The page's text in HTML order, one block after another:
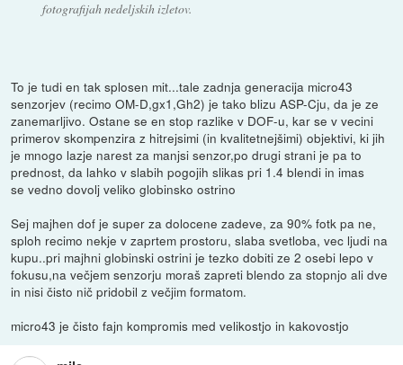
fotografijah nedeljskih izletov.
To je tudi en tak splosen mit...tale zadnja generacija micro43
senzorjev (recimo OM-D,gx1,Gh2) je tako blizu ASP-Cju, da je ze
zanemarljivo. Ostane se en stop razlike v DOF-u, kar se v vecini
primerov skompenzira z hitrejsimi (in kvalitetnejšimi) objektivi, ki jih
je mnogo lazje narest za manjsi senzor,po drugi strani je pa to
prednost, da lahko v slabih pogojih slikas pri 1.4 blendi in imas
se vedno dovolj veliko globinsko ostrino
Sej majhen dof je super za dolocene zadeve, za 90% fotk pa ne,
sploh recimo nekje v zaprtem prostoru, slaba svetloba, vec ljudi na
kupu..pri majhni globinski ostrini je tezko dobiti ze 2 osebi lepo v
fokusu,na večjem senzorju moraš zapreti blendo za stopnjo ali dve
in nisi čisto nič pridobil z večjim formatom.
micro43 je čisto fajn kompromis med velikostjo in kakovostjo